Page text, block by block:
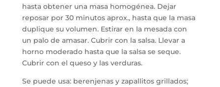
hasta obtener una masa homogénea. Dejar
reposar por 30 minutos aprox., hasta que la masa
duplique su volumen. Estirar en la mesada con
un palo de amasar. Cubrir con la salsa. Llevar a
horno moderado hasta que la salsa se seque.
Cubrir con el queso y las verduras.
Se puede usa: berenjenas y zapallitos grillados;